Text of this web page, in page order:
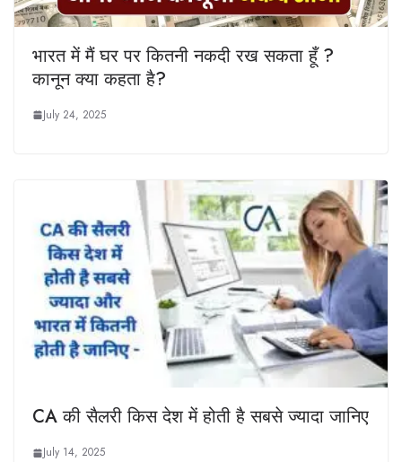
भारत में मैं घर पर कितनी नकदी रख सकता हूँ ?
कानून क्या कहता है?
July 24, 2025
CA की सैलरी किस देश में होती है सबसे ज्यादा जानिए
July 14, 2025